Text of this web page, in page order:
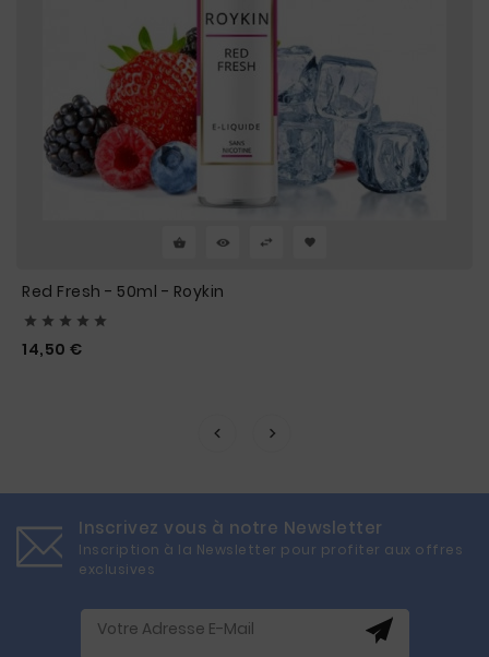
Red Fresh - 50ml - Roykin
    
14,50 €
Inscrivez vous à notre Newsletter
Inscription à la Newsletter pour profiter aux offres
exclusives